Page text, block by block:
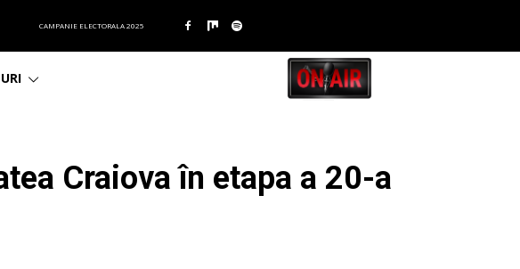
CAMPANIE ELECTORALA 2025
Craiova în etapa a 20-a